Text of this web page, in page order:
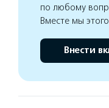
по любому
Вместе мы
Внести